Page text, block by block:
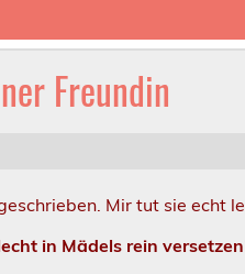
Freundin
Mir tut sie echt
schlecht in